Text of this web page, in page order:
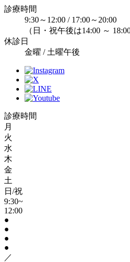
診療時間
9:30～12:00 / 17:00～20:00
（日・祝午後は14:00 ～ 18:00
休診日
金曜 / 土曜午後
診療時間
月
火
水
木
金
土
日/祝
9:30~
12:00
●
●
●
●
／